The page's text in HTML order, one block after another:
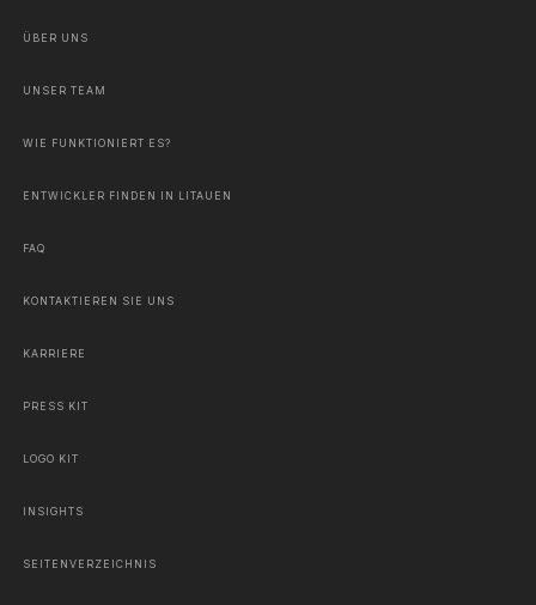
ÜBER UNS
UNSER TEAM
WIE FUNKTIONIERT ES?
ENTWICKLER FINDEN IN LITAUEN
FAQ
KONTAKTIEREN SIE UNS
KARRIERE
PRESS KIT
LOGO KIT
INSIGHTS
SEITENVERZEICHNIS